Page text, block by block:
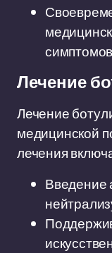
Лечение
Лечение
медицинской
лечения
Введение